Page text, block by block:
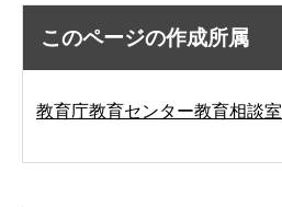
このページの作成所属
教育庁教育センター教育相談室